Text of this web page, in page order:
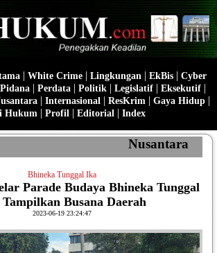
| White Crime| Lingkungan | EkBis| Cyber
Pidana | Perdata | Politik | Legislatif | Eksekutif |
| Internasional | ResKrim | Gaya Hidup |
Hukum | Profil | Editorial | Index
Nusantara
Bhineka Tunggal Ika
Parade Budaya Bhineka Tunggal
Busana Daerah
2023-06-19 23:24:47